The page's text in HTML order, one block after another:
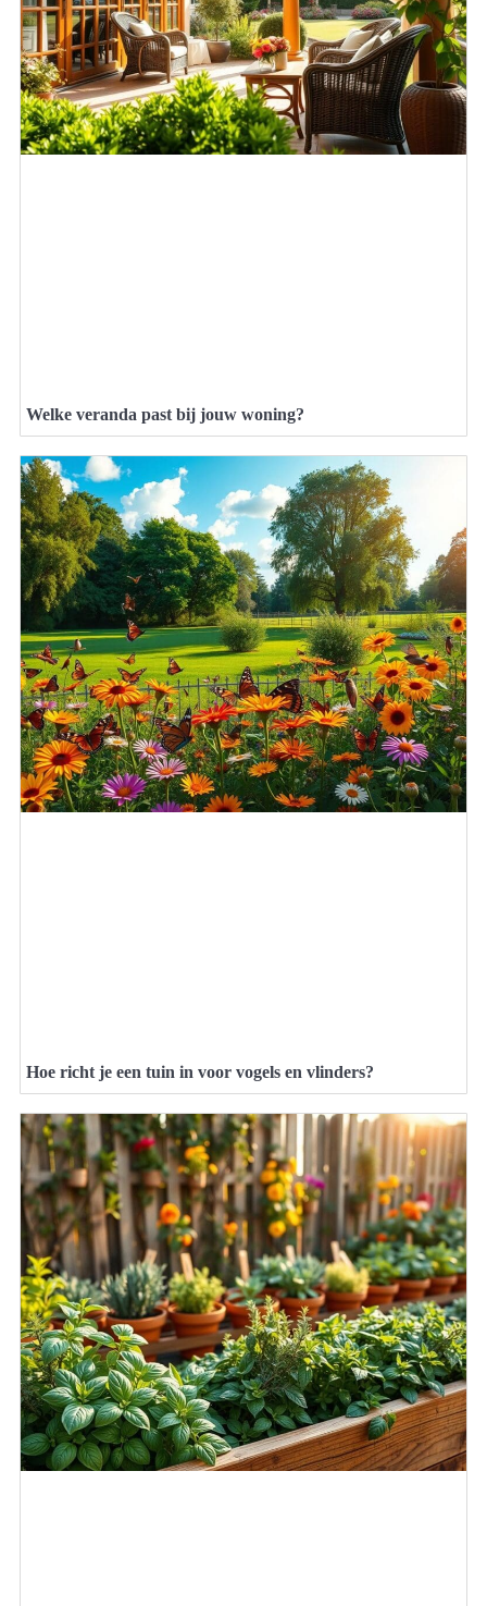
Welke veranda past bij jouw woning?
Hoe richt je een tuin in voor vogels en vlinders?